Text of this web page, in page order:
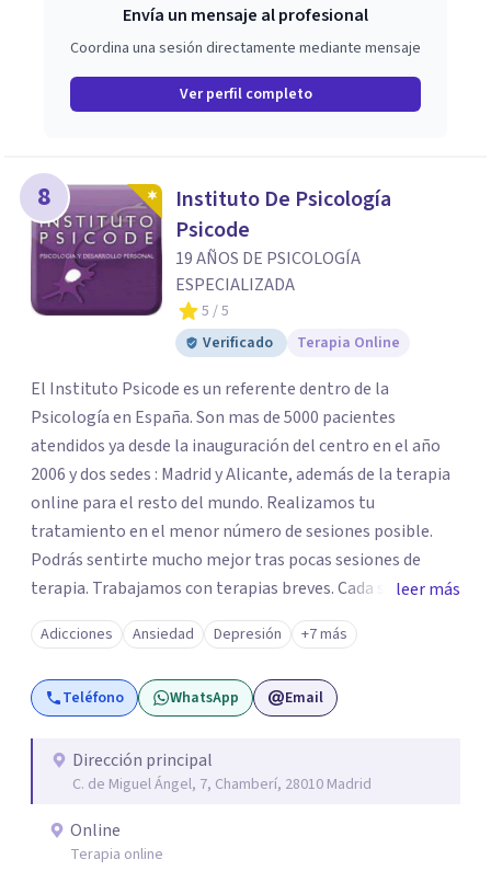
Envía un mensaje al profesional
Coordina una sesión directamente mediante mensaje
Ver perfil completo
8
Instituto De Psicología
Psicode
19 AÑOS DE PSICOLOGÍA
ESPECIALIZADA
5 / 5
Verificado
Terapia Online
El Instituto Psicode es un referente dentro de la
Psicología en España. Son mas de 5000 pacientes
atendidos ya desde la inauguración del centro en el año
2006 y dos sedes : Madrid y Alicante, además de la terapia
online para el resto del mundo. Realizamos tu
tratamiento en el menor número de sesiones posible.
Podrás sentirte mucho mejor tras pocas sesiones de
terapia. Trabajamos con terapias breves. Cada sesión de
terapia te resultará de utilidad y te ayudará a conseguir
tus objetivos. Entre nuestras especialidades destaca la
terapia de pareja y sexual, así como el tratamiento de
problemas emocionales, obsesiones, ansiedad , estrés,
además con un servicio de hipnosis regresiva para el
trabajo de "Terapia del Alma".
leer más
Adicciones Ansiedad Depresión +7 más
Teléfono WhatsApp Email
Dirección principal
C. de Miguel Ángel, 7, Chamberí, 28010 Madrid
Online
Terapia online